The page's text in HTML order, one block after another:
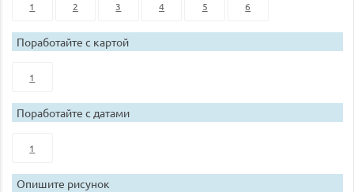
1 2 3 4 5 6
Поработайте с картой
1
Поработайте с датами
1
Опишите рисунок